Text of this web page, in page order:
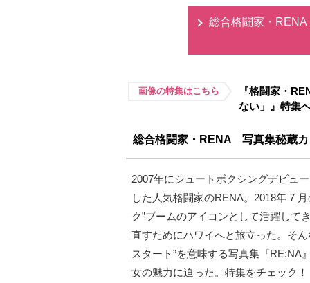
総合格闘家・
画像の特集はこちら
『格闘家・
ない」』特集
総合格闘家・RENA 写真集秘蔵カ
2007年にシュートボクシングデビュ
した人気格闘家のRENA。2018年 7
ク”ブームのアイコンとして活躍して
直すためにハワイへと旅立った。そ
スタート”を意味する写真集『RE:NA
女の魅力に迫った。特集をチェック！